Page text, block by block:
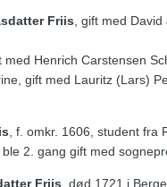
Friis , gift med
med Henrich Carstensen
gift med Lauritz (Lars)
, f. omkr. 1606, student fra
ble 2. gang gift med
Friis , død 1721 i